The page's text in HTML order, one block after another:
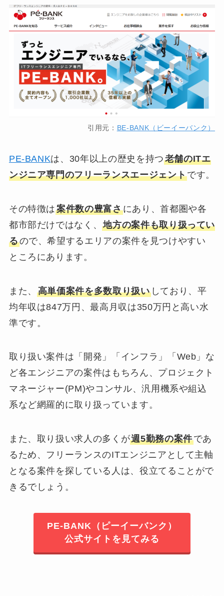
引用元： BE-BANK（ビーイーバンク）
PE-BANKは、30年以上の歴史を持つ老舗のITエ
ンジニア専門のフリーランスエージェントです。
その特徴は案件数の豊富さにあり、首都圏や各
都市部だけではなく、地方の案件も取り扱ってい
るので、希望するエリアの案件を見つけやすい
ところにあります。
また、 高単価案件を多数取り扱いしており、平
均年収は847万円、最高月収は350万円と高い水
準です。
取り扱い案件は「開発」「インフラ」「Web」な
ど各エンジニアの案件はもちろん、プロジェクト
マネージャー(PM)やコンサル、汎用機系や組込
系など網羅的に取り扱っています。
また、取り扱い求人の多くが週5勤務の案件であ
るため、フリーランスのITエンジニアとして主軸
となる案件を探している人は、役立てることがで
きるでしょう。
PE-BANK（ピーイーバンク）
公式サイトを見てみる